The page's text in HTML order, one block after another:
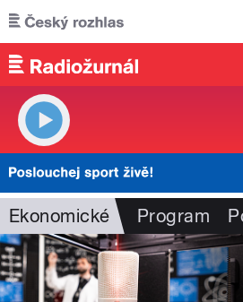
Přejít k hlavnímu obsahu
Ekonomické Program